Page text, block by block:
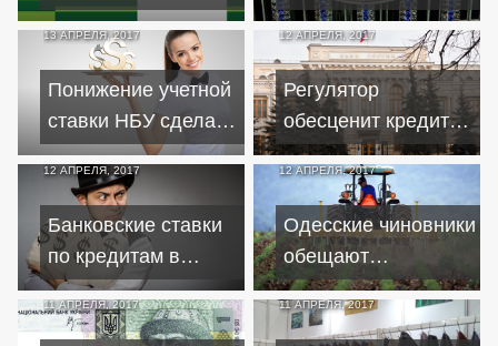
"ПриватБанк"
роздал
сомнительных
кредитов на 370
миллионов
пытался скрыть
дорогую иномарку,
продав ее супруге
13 АПРЕЛЯ, 2017
Понижение учетной
ставки НБУ сделает
кредиты доступнее
12 АПРЕЛЯ, 2017
Регулятор
обесценит кредиты
проблемных
заемщиков
12 АПРЕЛЯ, 2017
Банковские ставки
по кредитам в
12,5% в реальности
оборачиваются 80-
12 АПРЕЛЯ, 2017
Одесские чиновники
обещают
снижение ставок по
11 АПРЕЛЯ, 2017 11 АПРЕЛЯ, 2017